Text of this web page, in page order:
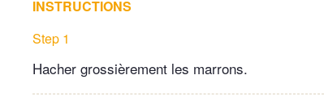
INSTRUCTIONS
Step 1
Hacher grossièrement les marrons.